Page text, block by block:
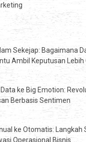
Sekejap: Bagaimana
Ambil Keputusan Lebih
Data ke Big Emotion:
Berbasis Sentimen
ke Otomatis: Langkah
Operasional Bisnis